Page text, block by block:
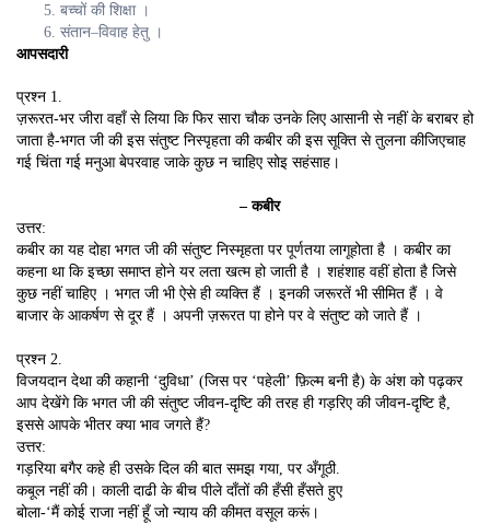
बच्चों की शिक्षा ।
संतान–विवाह हेतु ।
आपसदारी
प्रश्न 1.
ज़रूरत-भर जीरा वहाँ से लिया कि फिर सारा चौक उनके लिए आसानी से नहीं के बराबर हो
जाता है-भगत जी की इस संतुष्ट निस्पृहता की कबीर की इस सूक्ति से तुलना कीजिएचाह
गई चिंता गई मनुआ बेपरवाह जाके कुछ न चाहिए सोइ सहंसाह।
– कबीर
उत्तर:
कबीर का यह दोहा भगत जी की संतुष्ट निस्मृहता पर पूर्णतया लागूहोता है । कबीर का
कहना था कि इच्छा समाप्त होने यर लता खत्म हो जाती है । शहंशाह वहीं होता है जिसे
कुछ नहीं चाहिए । भगत जी भी ऐसे ही व्यक्ति हैं । इनकी जरूरतें भी सीमित हैं । वे
बाजार के आकर्षण से दूर हैं । अपनी ज़रूरत पा होने पर वे संतुष्ट को जाते हैं ।
प्रश्न 2.
विजयदान देथा की कहानी ‘दुविधा’ (जिस पर ‘पहेली’ फ़िल्म बनी है) के अंश को पढ़कर
आप देखेंगे कि भगत जी की संतुष्ट जीवन-दृष्टि की तरह ही गड़रिए की जीवन-दृष्टि है,
इससे आपके भीतर क्या भाव जगते हैं?
उत्तर:
गड़रिया बगैर कहे ही उसके दिल की बात समझ गया, पर अँगूठी.
कबूल नहीं की। काली दाढी के बीच पीले दाँतों की हँसी हँसते हुए
बोला-‘मैं कोई राजा नहीं हूँ जो न्याय की कीमत वसूल करूं।